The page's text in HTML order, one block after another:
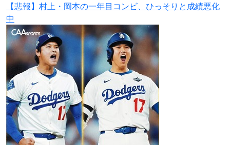
【悲報】村上・岡本の一年目コンビ、ひっそりと成績悪化
中